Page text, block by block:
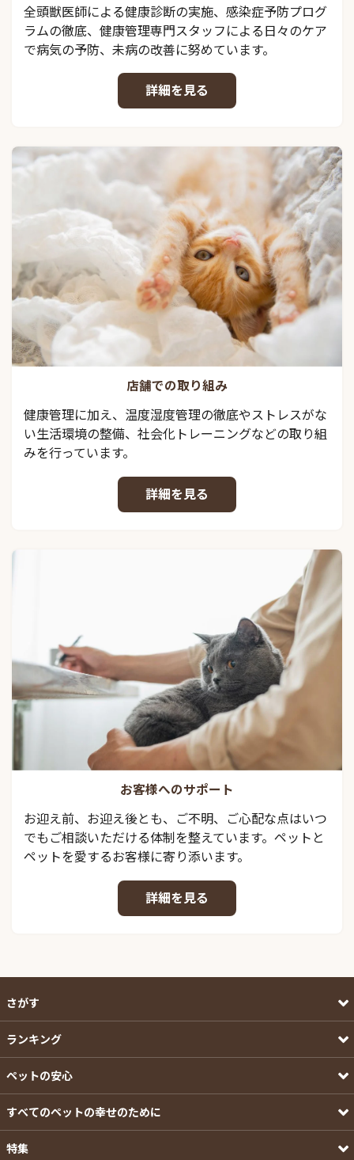
全頭獣医師による健康診断の実施、感染症予防プログ
ラムの徹底、健康管理専門スタッフによる日々のケア
で病気の予防、未病の改善に努めています。
詳細を見る
店舗での取り組み
健康管理に加え、温度湿度管理の徹底やストレスがな
い生活環境の整備、社会化トレーニングなどの取り組
みを行っています。
詳細を見る
お客様へのサポート
お迎え前、お迎え後とも、ご不明、ご心配な点はいつ
でもご相談いただける体制を整えています。ペットと
ペットを愛するお客様に寄り添います。
詳細を見る
さがす
ランキング
ペットの安心
すべてのペットの幸せのために
特集